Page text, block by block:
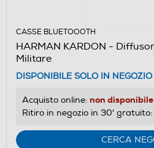
CASSE BLUETOOOTH
HARMAN KARDON -
Militare
DISPONIBILE SOLO IN NEGOZIO
Acquisto online: non disponibile
Ritiro in negozio in 30' gratuito:
CERCA